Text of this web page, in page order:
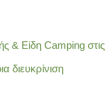
& Είδη Camping στις
διευκρίνιση